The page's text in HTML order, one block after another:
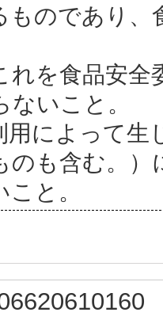
ものであり、
れを食品安
いこと。
用によって
のも含む。
と。